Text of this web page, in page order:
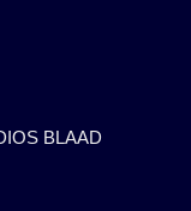
BLAAD